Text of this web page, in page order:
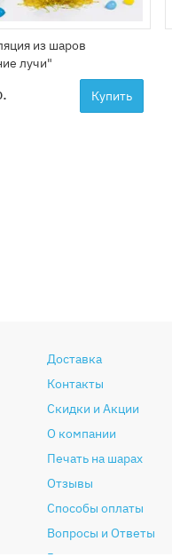
из шаров
лучи"
Купить
Доставка
Контакты
Скидки и Акции
О компании
Печать на шарах
Отзывы
Способы оплаты
Вопросы и Ответы